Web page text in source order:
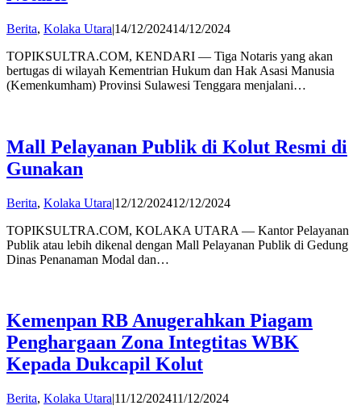
Berita, Kolaka Utara|14/12/202414/12/2024by
TOPIKSULTRA.COM, KENDARI — Tiga Notaris yang akan
bertugas di wilayah Kementrian Hukum dan Hak Asasi Manusia
(Kemenkumham) Provinsi Sulawesi Tenggara menjalani…
Mall Pelayanan Publik di Kolut Resmi di
Gunakan
Berita, Kolaka Utara|12/12/202412/12/2024by
TOPIKSULTRA.COM, KOLAKA UTARA — Kantor Pelayanan
Publik atau lebih dikenal dengan Mall Pelayanan Publik di Gedung
Dinas Penanaman Modal dan…
Kemenpan RB Anugerahkan Piagam
Penghargaan Zona Integtitas WBK
Kepada Dukcapil Kolut
Berita, Kolaka Utara|11/12/202411/12/2024by